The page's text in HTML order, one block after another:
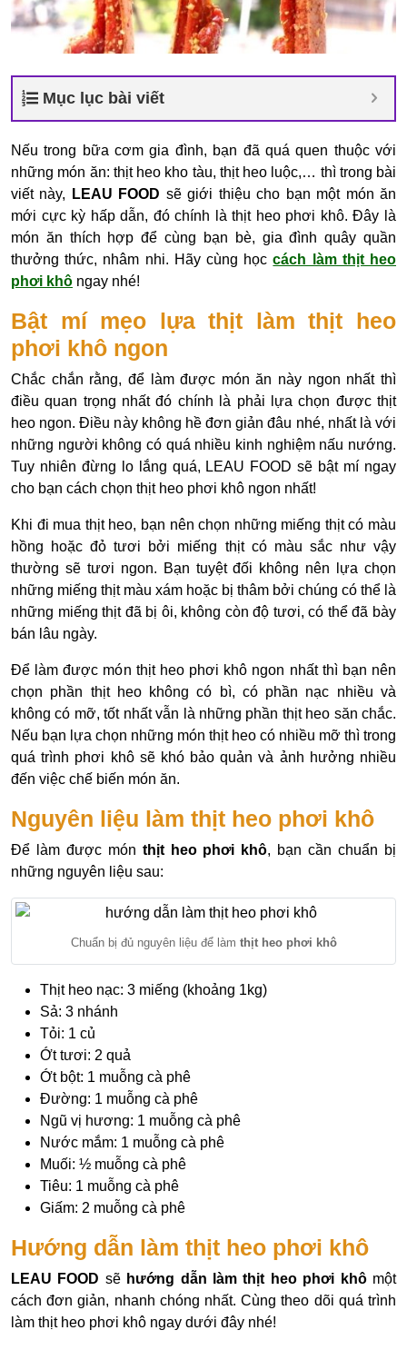
Mục lục bài viết
Nếu trong bữa cơm gia đình, bạn đã quá quen thuộc với
những món ăn: thịt heo kho tàu, thịt heo luộc,… thì trong bài
viết này,
LEAU FOOD sẽ giới thiệu cho bạn một món ăn
mới cực kỳ hấp dẫn, đó chính là thịt heo phơi khô. Đây là
món ăn thích hợp để cùng bạn bè, gia đình quây quần
thưởng thức, nhâm nhi. Hãy cùng họccách làm thịt heo
phơi khô ngay nhé!
Bật mí mẹo lựa thịt làm thịt heo
phơi khô ngon
Chắc chắn rằng, để làm được món ăn này ngon nhất thì
điều quan trọng nhất đó chính là phải lựa chọn được thịt
heo ngon. Điều này không hề đơn giản đâu nhé, nhất là với
những người không có quá nhiều kinh nghiệm nấu nướng.
Tuy nhiên đừng lo lắng quá, LEAU FOOD sẽ bật mí ngay
cho bạn cách chọn thịt heo phơi khô ngon nhất!
Khi đi mua thịt heo, bạn nên chọn những miếng thịt có màu
hồng hoặc đỏ tươi bởi miếng thịt có màu sắc như vậy
thường sẽ tươi ngon. Bạn tuyệt đối không nên lựa chọn
những miếng thịt màu xám hoặc bị thâm bởi chúng có thể là
những miếng thịt đã bị ôi, không còn độ tươi, có thể đã bày
bán lâu ngày.
Để làm được món thịt heo phơi khô ngon nhất thì bạn nên
chọn phần thịt heo không có bì, có phần nạc nhiều và
không có mỡ, tốt nhất vẫn là những phần thịt heo săn chắc.
Nếu bạn lựa chọn những món thịt heo có nhiều mỡ thì trong
quá trình phơi khô sẽ khó bảo quản và ảnh hưởng nhiều
đến việc chế biến món ăn.
Nguyên liệu làm thịt heo phơi khô
Để làm được món thịt heo phơi khô, bạn cần chuẩn bị
những nguyên liệu sau:
Chuẩn bị đủ nguyên liệu để làm thịt heo phơi khô
Thịt heo nạc: 3 miếng (khoảng 1kg)
Sả: 3 nhánh
Tỏi: 1 củ
Ớt tươi: 2 quả
Ớt bột: 1 muỗng cà phê
Đường: 1 muỗng cà phê
Ngũ vị hương: 1 muỗng cà phê
Nước mắm: 1 muỗng cà phê
Muối: ½ muỗng cà phê
Tiêu: 1 muỗng cà phê
Giấm: 2 muỗng cà phê
Hướng dẫn làm thịt heo phơi khô
LEAU FOOD sẽ hướng dẫn làm thịt heo phơi khômột
cách đơn giản, nhanh chóng nhất. Cùng theo dõi quá trình
làm thịt heo phơi khô ngay dưới đây nhé!